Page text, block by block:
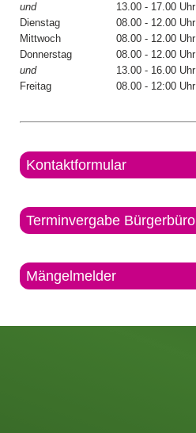
und
13.00 - 17.00 Uhr
Dienstag
08.00 - 12.00 Uhr
Mittwoch
08.00 - 12.00 Uhr
Donnerstag
08.00 - 12.00 Uhr
und
13.00 - 16.00 Uhr
Freitag
08.00 - 12:00 Uhr
Kontaktformular
Terminvergabe Bürgerbüro
Mängelmelder